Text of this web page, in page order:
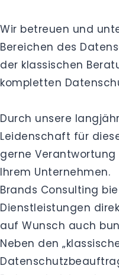
Wir betreuen und
Bereichen des
der klassischen
kompletten
Durch unsere
Leidenschaft für
gerne
Ihrem Unternehmen.
Brands Consulting
Dienstleistungen
auf Wunsch auch
Neben den